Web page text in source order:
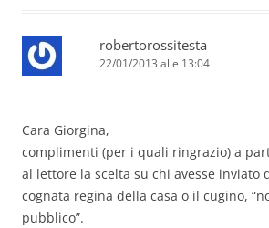
robertorossitesta
22/01/2013 alle 13:04
Cara Giorgina,
complimenti (per i quali ringrazio) a
al lettore la scelta su chi avesse inviato
cognata regina della casa o il cugino,
pubblico”.